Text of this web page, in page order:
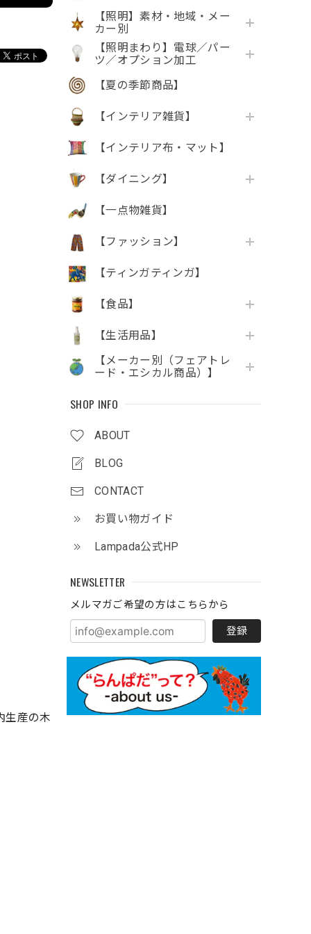
【照明】素材・地域・メー
カー別
【照明まわり】電球／パー
ツ／オプション加工
【夏の季節商品】
【インテリア雑貨】
【インテリア布・マット】
【ダイニング】
【一点物雑貨】
【ファッション】
【ティンガティンガ】
【食品】
【生活用品】
【メーカー別（フェアトレ
ード・エシカル商品）】
SHOP INFO
ABOUT
BLOG
CONTACT
お買い物ガイド
Lampada公式HP
NEWSLETTER
メルマガご希望の方はこちらから
登録
生産の木